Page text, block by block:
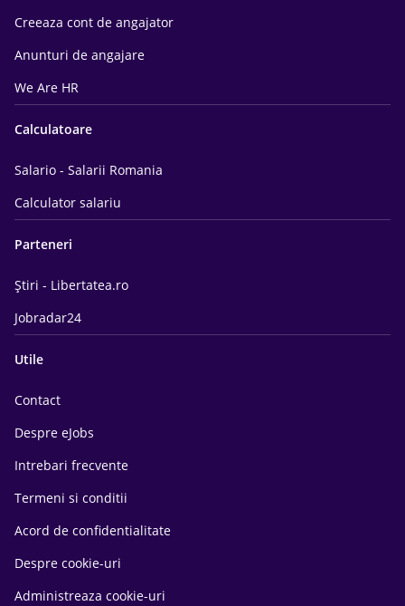
Creeaza cont de angajator
Anunturi de angajare
We Are HR
Calculatoare
Salario - Salarii Romania
Calculator salariu
Parteneri
Știri - Libertatea.ro
Jobradar24
Utile
Contact
Despre eJobs
Intrebari frecvente
Termeni si conditii
Acord de confidentialitate
Despre cookie-uri
Administreaza cookie-uri